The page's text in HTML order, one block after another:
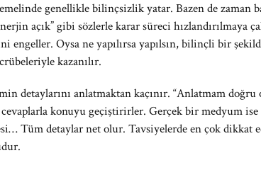
genellikle bilinçsizlik yatar. Bazen de zaman
açık” gibi sözlerle karar süreci hızlandırılmaya
engeller. Oysa ne yapılırsa yapılsın, bilinçli bir
kazanılır.
detaylarını anlatmaktan kaçınır. “Anlatmam doğru
konuyu geçiştirirler. Gerçek bir medyum ise
Tüm detaylar net olur. Tavsiyelerde en çok dikkat